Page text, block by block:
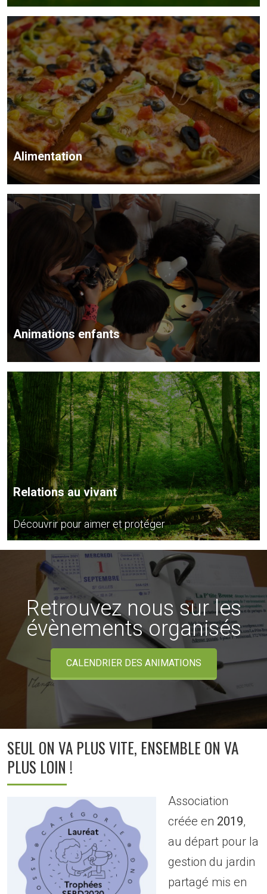
Alimentation
Animations enfants
Relations au vivant
Découvrir pour aimer et protéger
Retrouvez nous sur les
évènements organisés
CALENDRIER DES ANIMATIONS
SEUL ON VA PLUS VITE, ENSEMBLE ON VA
PLUS LOIN !
Association
créée en 2019,
au départ pour la
gestion du jardin
partagé mis en